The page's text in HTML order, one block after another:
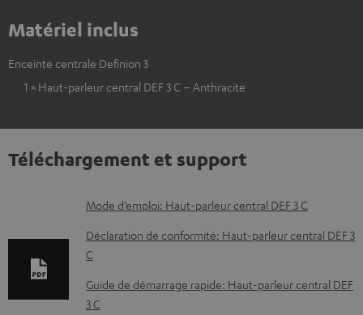
Matériel inclus
Enceinte centrale Definion 3
1 × Haut-parleur central DEF 3 C – Anthracite
Téléchargement et support
D
o
c
u
m
Mode d’emploi: Haut-parleur central DEF 3 C
Déclaration de conformité: Haut-parleur central DEF 3
C
Guide de démarrage rapide: Haut-parleur central DEF
3 C